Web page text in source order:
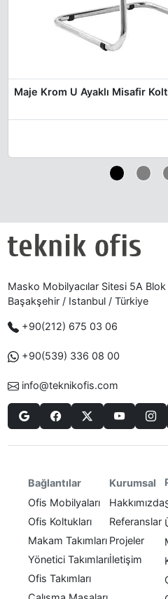
Maje Krom U Ayaklı Misafir
Masko Mobilyacılar Sitesi 5A
Başakşehir / Istanbul / Türkiye
+90(212) 675 03 06
+90(539) 336 08 00
info@teknikofis.com
Bağlantılar
Ofis Mobilyaları
Ofis Koltukları
Makam Takımları
Yönetici Takımları
Ofis Takımları
Kurumsal
Hakkımızda
Referanslar
Projeler
İletişim